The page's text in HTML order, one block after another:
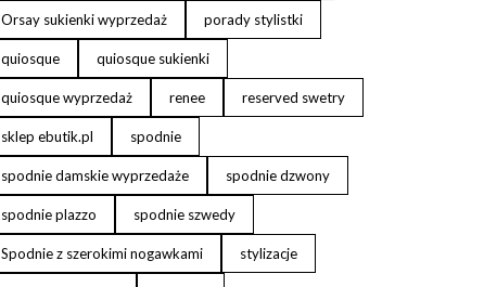
Orsay sukienki wyprzedaż porady stylistki
quiosque quiosque sukienki
quiosque wyprzedaż renee reserved swetry
sklep ebutik.pl spodnie
spodnie damskie wyprzedaże spodnie dzwony
spodnie plazzo spodnie szwedy
Spodnie z szerokimi nogawkami stylizacje